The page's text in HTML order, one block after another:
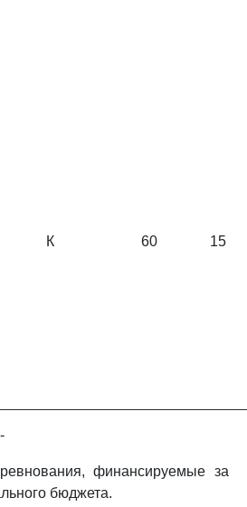
К 60 15
финансируемые за
бюджета.